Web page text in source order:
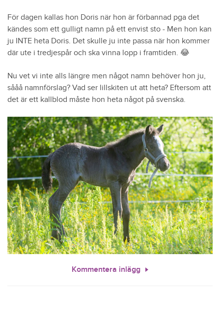
För dagen kallas hon Doris när hon är förbannad pga det
kändes som ett gulligt namn på ett envist sto - Men hon kan
ju INTE heta Doris. Det skulle ju inte passa när hon kommer
där ute i tredjespår och ska vinna lopp i framtiden. 😂
Nu vet vi inte alls längre men något namn behöver hon ju,
sååå namnförslag? Vad ser lillskiten ut att heta? Eftersom att
det är ett kallblod måste hon heta något på svenska.
Kommentera inlägg